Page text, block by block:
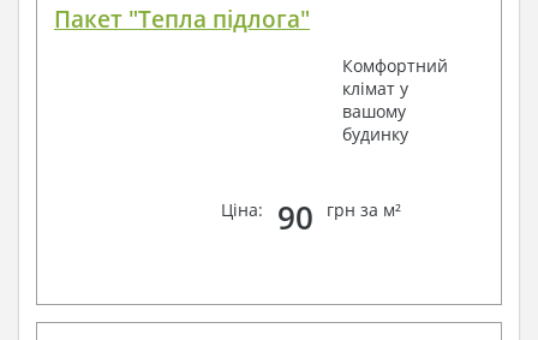
Пакет "Тепла підлога"
Комфортний
клімат у
вашому
будинку
Ціна: 90 грн за м²